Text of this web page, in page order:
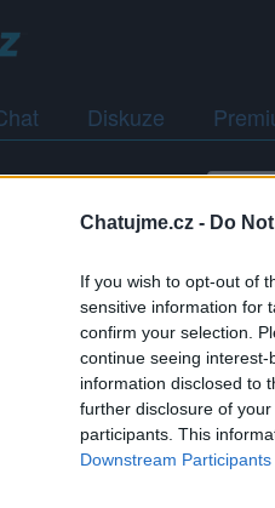
Chatujme.cz - Do
If you wish to opt-out of
sensitive information for
confirm your selection.
continue seeing
information disclosed to
further disclosure of
participants. This
Downstream Participants
Diskuze
kámoška